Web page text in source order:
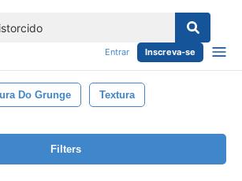
Entrar Inscreva-se
Do Grunge Textura
Filters